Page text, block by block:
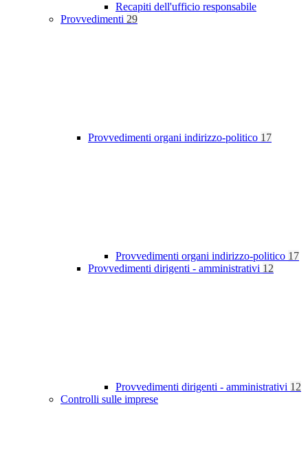
Recapiti dell'ufficio responsabile
Provvedimenti 29
Provvedimenti organi indirizzo-politico 17
Provvedimenti organi indirizzo-politico 17
Provvedimenti dirigenti - amministrativi 12
Provvedimenti dirigenti - amministrativi 12
Controlli sulle imprese